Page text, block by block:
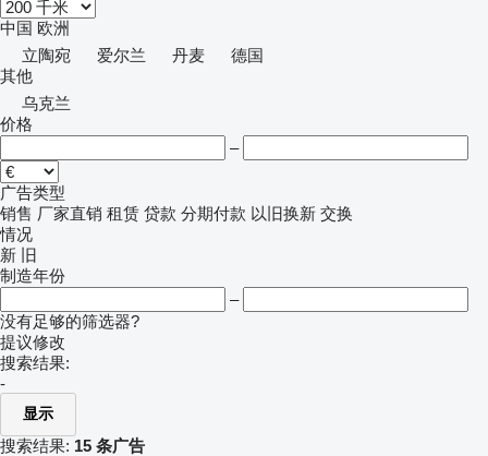
中国 欧洲
立陶宛
爱尔兰 丹麦
德国
其他
乌克兰
价格
–
广告类型
销售 厂家直销 租赁 贷款 分期付款 以旧换新 交换
情况
新 旧
制造年份
–
没有足够的筛选器?
提议修改
搜索结果:
-
显示
搜索结果: 15 条广告